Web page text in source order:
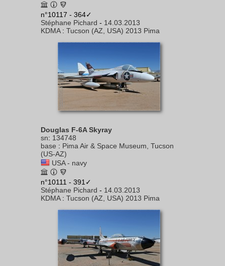
n°10117 - 364✓
Stéphane Pichard - 14.03.2013
KDMA: Tucson (AZ, USA) 2013 Pima
Douglas F-6A Skyray
sn: 134748
base : Pima Air & Space Museum, Tucson
(US-AZ)
USA - navy
n°10111 - 391✓
Stéphane Pichard - 14.03.2013
KDMA: Tucson (AZ, USA) 2013 Pima